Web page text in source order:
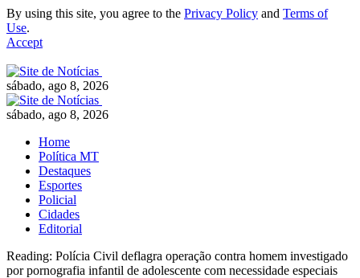
By using this site, you agree to the Privacy Policy and Terms of
Use.
Accept
sábado, ago 8, 2026
sábado, ago 8, 2026
Home
Política MT
Destaques
Esportes
Policial
Cidades
Editorial
Reading: Polícia Civil deflagra operação contra homem investigado
por pornografia infantil de adolescente com necessidade especiais